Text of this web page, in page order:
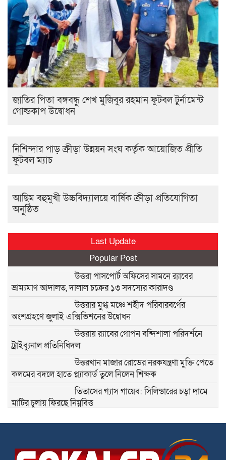
জাতির পিতা বঙ্গবন্ধু শেখ মুজিবুর রহমান ফুটবল টুর্নামেন্ট
গোল্ডকাপ উদ্বোধন
নিশিন্দার পাড় ক্রীড়া উন্নয়ন সংঘ কর্তৃক আয়োজিত প্রীতি
ফুটবল ম্যাচ
আছিম বহুমুখী উচ্চবিদ্যালয়ে বার্ষিক ক্রীড়া প্রতিযোগিতা
অনুষ্ঠিত
Last Update
Popular Post
উত্তরা পাসপোর্ট অফিসের সামনে র‍্যাবের
ভ্রাম্যমাণ আদালত, দালাল চক্রের ১৩ সদস্যের কারাদণ্ড
উত্তরার মুগ্ধ মঞ্চে শহীদ পরিবারবর্গের
অংশগ্রহণে জুলাই এক্সিভিশনের উদ্বোধন
উত্তরায় র‍্যাবের গোপন বন্দিশালা পরিদর্শনে
ট্রাইব্যুনাল প্রতিনিধিদল
উত্তরখান মাজার রোডের নরকযন্ত্রণা মুক্তি পেতে
কলমের বদলে হাতে প্ল্যাকার্ড তুলে নিলেন শিক্ষক
তিতাসের গ্যাস গায়েব: সিলিন্ডারের চড়া দামে
মাটির চুলায় ফিরছে নিম্নবিত্ত
জনবান্ধব নেতা সিদ্দিকুর রহমান সিদ্দিককে ৫২